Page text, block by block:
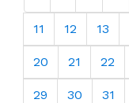
11 12 13
20 21 22
29 30 31